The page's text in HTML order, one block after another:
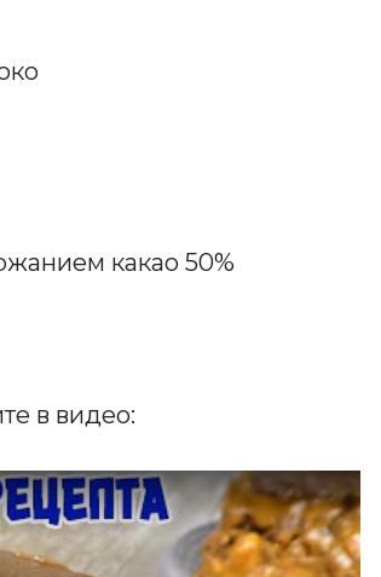
какао 50%
в видео: